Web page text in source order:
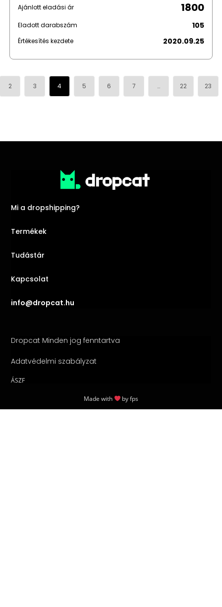
Ajánlott eladási ár 1800
Eladott darabszám 105
Értékesítés kezdete 2020.09.25
2 3 4 5 6 7 … 22 23
Mi a dropshipping?
Termékek
Tudástár
Kapcsolat
info@dropcat.hu
Dropcat Minden jog fenntartva
Adatvédelmi szabályzat
ÁSZF
Made with byfps